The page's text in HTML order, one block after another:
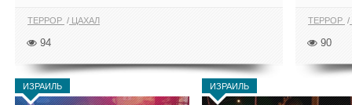
ТЕРРОР ЦАХАЛ
94
ТЕРРОР
90
ИЗРАИЛЬ ИЗРАИЛЬ